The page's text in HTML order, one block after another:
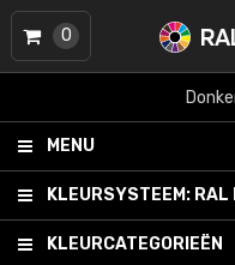
MENU
KLEURSYSTEEM: RAL
KLEURCATEGORIEËN
0